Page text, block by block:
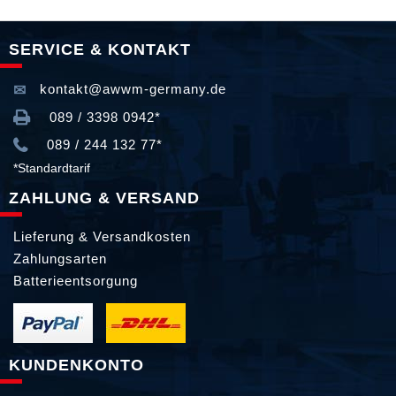
SERVICE & KONTAKT
kontakt@awwm-germany.de
089 / 3398 0942*
089 / 244 132 77*
*Standardtarif
ZAHLUNG & VERSAND
Lieferung & Versandkosten
Zahlungsarten
Batterieentsorgung
KUNDENKONTO